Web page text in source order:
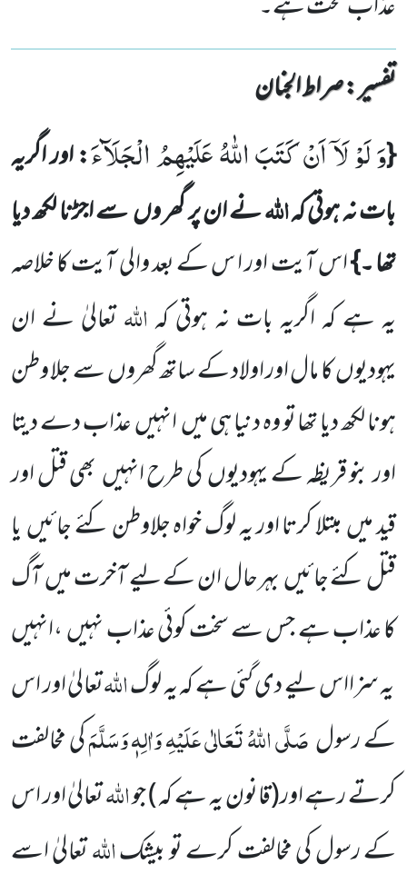
تفسیر : ‎صراط الجنان
{وَ لَوْ لَاۤ اَنْ كَتَبَ اللّٰهُ عَلَیْهِمُ الْجَلَآءَ: اور اگریہ
بات نہ ہوتی کہاللّٰہنے ان پر گھر وںسے اجڑنا لکھ دیا
تھا ۔}اس آیتاور ا س کے بعد والی آیت کا خلاصہ
یہ ہے کہ اگریہ بات نہ ہوتی کہاللّٰہتعالیٰ نے ان
یہودیوںکا مال اور اولاد کے ساتھ گھروںسے جلا وطن
ہونا لکھ دیا تھا تو وہ دنیا ہی میںانہیںعذاب دے دیتا
اور بنو قریظہ کے یہودیوںکی طرح انہیںبھی قتل اور
قید میںمبتلا کرتا اور یہ لوگ خواہ جلاوطن کئے جائیںیا
قتل کئے جائیںبہر حال ان کے لیے آخرت میںآگ
کا عذاب ہے جس سے سخت کوئی عذاب نہیں،انہیں
یہ سزااس لیے دی گئی ہے کہ یہ لوگاللّٰہتعالیٰ اور اس
کے رسولصَلَّی اللّٰہُ تَعَالٰی عَلَیْہِ وَاٰلِہٖ وَسَلَّمَکی مخالفت
کرتے رہے اور(قانون یہ ہے کہ )جواللّٰہتعالیٰ اور اس
کے رسول کی مخالفت کرےتو بیشکاللّٰہتعالیٰ اسے